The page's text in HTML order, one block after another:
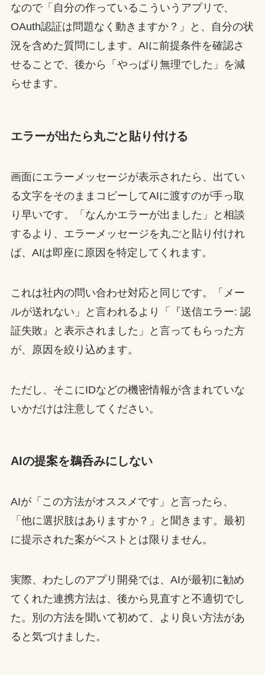
なので「自分の作っているこういうアプリで、
OAuth認証は問題なく動きますか？」と、自分の状
況を含めた質問にします。AIに前提条件を確認さ
せることで、後から「やっぱり無理でした」を減
らせます。
エラーが出たら丸ごと貼り付ける
画面にエラーメッセージが表示されたら、出てい
る文字をそのままコピーしてAIに渡すのが手っ取
り早いです。「なんかエラーが出ました」と相談
するより、エラーメッセージを丸ごと貼り付けれ
ば、AIは即座に原因を特定してくれます。
これは社内の問い合わせ対応と同じです。「メー
ルが送れない」と言われるより「『送信エラー: 認
証失敗』と表示されました」と言ってもらった方
が、原因を絞り込めます。
ただし、そこにIDなどの機密情報が含まれていな
いかだけは注意してください。
AIの提案を鵜呑みにしない
AIが「この方法がオススメです」と言ったら、
「他に選択肢はありますか？」と聞きます。最初
に提示された案がベストとは限りません。
実際、わたしのアプリ開発では、AIが最初に勧め
てくれた連携方法は、後から見直すと不適切でし
た。別の方法を聞いて初めて、より良い方法があ
ると気づけました。